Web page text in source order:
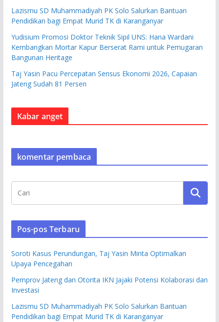
Lazismu SD Muhammadiyah PK Solo Salurkan Bantuan
Pendidikan bagi Empat Murid TK di Karanganyar
Yudisium Promosi Doktor Teknik Sipil UNS: Hana Wardani
Kembangkan Mortar Kapur Berserat Rami untuk Pemugaran
Bangunan Heritage
Taj Yasin Pacu Percepatan Sensus Ekonomi 2026, Capaian
Jateng Sudah 81 Persen
Kabar anget
komentar pembaca
Pos-pos Terbaru
Soroti Kasus Perundungan, Taj Yasin Minta Optimalkan
Upaya Pencegahan
Pemprov Jateng dan Otorita IKN Jajaki Potensi Kolaborasi dan
Investasi
Lazismu SD Muhammadiyah PK Solo Salurkan Bantuan
Pendidikan bagi Empat Murid TK di Karanganyar